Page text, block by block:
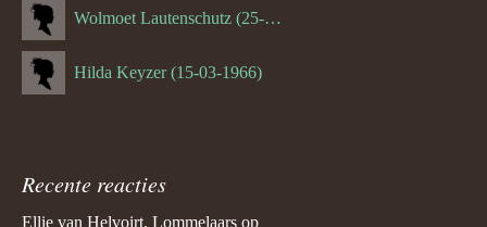
Wolmoet Lautenschutz (25-07-1933)
Hilda Keyzer (15-03-1966)
Recente reacties
Ellie van Helvoirt. Lommelaars op